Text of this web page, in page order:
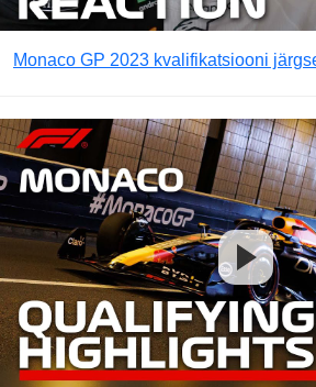
Monaco GP 2023 kvalifikatsiooni